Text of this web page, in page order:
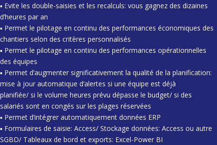
▪ Evite les double-saisies et les recalculs: vous gagnez des dizaines
d’heures par an
▪ Permet le pilotage en continu des performances économiques des
chantiers selon des critères personnalisés
▪ Permet le pilotage en continu des performances opérationnelles
des équipes
▪ Permet d’augmenter significativement la qualité de la planification:
mise à jour automatique d’alertes si une équipe est déjà
planifiée/ si le volume heures prévu dépasse le budget/ si des
salariés sont en congés sur les plages réservées
▪ Permet d’intégrer automatiquement données ERP
▪ Formulaires de saisie: Access/ Stockage données: Access ou autre
SGBD/ Tableaux de bord et exports: Excel-Power BI